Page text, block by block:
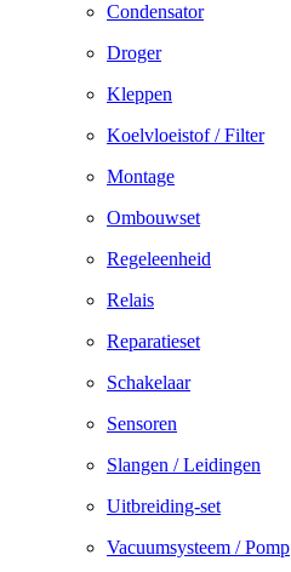
Condensator
Droger
Kleppen
Koelvloeistof / Filter
Montage
Ombouwset
Regeleenheid
Relais
Reparatieset
Schakelaar
Sensoren
Slangen / Leidingen
Uitbreiding-set
Vacuumsysteem / Pomp